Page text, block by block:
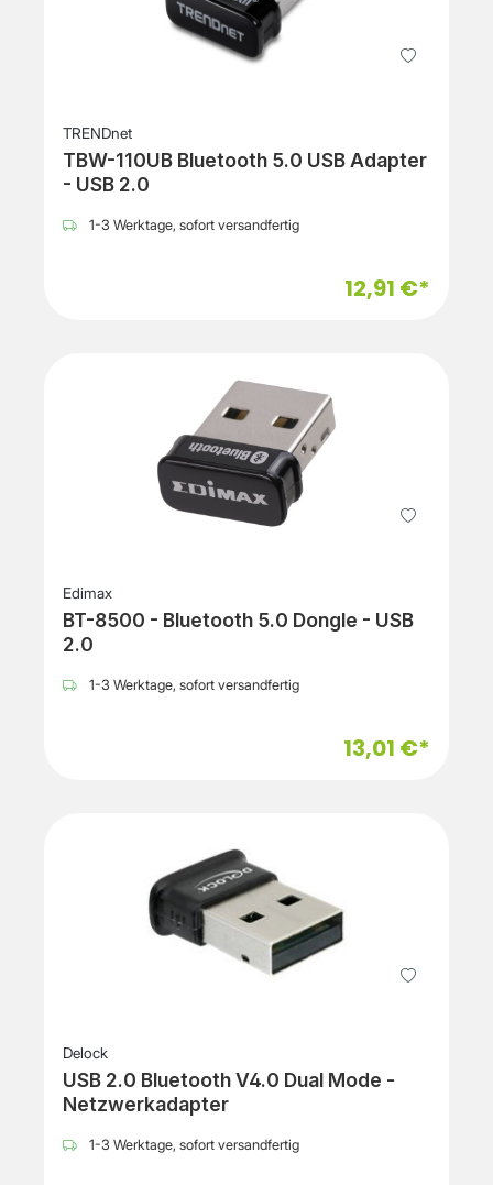
TRENDnet
TBW-110UB Bluetooth 5.0 USB Adapter
- USB 2.0
1-3 Werktage, sofort versandfertig
12,91 €*
Edimax
BT-8500 - Bluetooth 5.0 Dongle - USB
2.0
1-3 Werktage, sofort versandfertig
13,01 €*
Delock
USB 2.0 Bluetooth V4.0 Dual Mode -
Netzwerkadapter
1-3 Werktage, sofort versandfertig